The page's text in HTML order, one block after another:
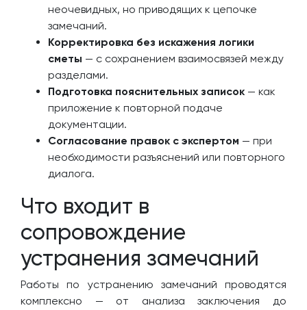
неочевидных, но приводящих к цепочке
замечаний.
Корректировка без искажения логики
сметы — с сохранением взаимосвязей между
разделами.
Подготовка пояснительных записок — как
приложение к повторной подаче
документации.
Согласование правок с экспертом — при
необходимости разъяснений или повторного
диалога.
Что входит в
сопровождение
устранения замечаний
Работы по устранению замечаний проводятся
комплексно — от анализа заключения до